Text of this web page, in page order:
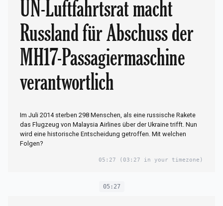
UN-Luftfahrtsrat macht
Russland für Abschuss der
MH17-Passagiermaschine
verantwortlich
Im Juli 2014 sterben 298 Menschen, als eine russische Rakete
das Flugzeug von Malaysia Airlines über der Ukraine trifft. Nun
wird eine historische Entscheidung getroffen. Mit welchen
Folgen?
05:27 (03:27 in your timezone)
05:27